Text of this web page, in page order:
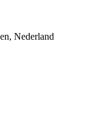
Nederland